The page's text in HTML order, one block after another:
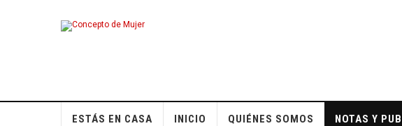
ESTÁS EN CASA INICIO QUIÉNES SOMOS NOTAS Y